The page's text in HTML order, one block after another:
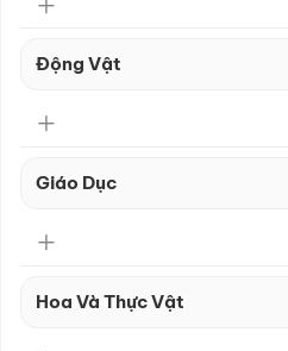
Động Vật
Giáo Dục
Hoa Và Thực Vật